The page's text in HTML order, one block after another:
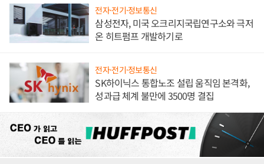
전자·전기·정보통신
삼성전자, 미국 오크리지국립연구소와 극저
온 히트펌프 개발하기로
전자·전기·정보통신
SK하이닉스 통합노조 설립 움직임 본격화,
성과급 체계 불만에 3500명 결집